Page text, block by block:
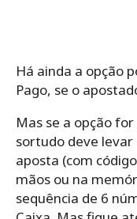
Há ainda a opção
Pago, se o
Mas se a opção
sortudo deve
aposta (com
mãos ou na
sequência de 6